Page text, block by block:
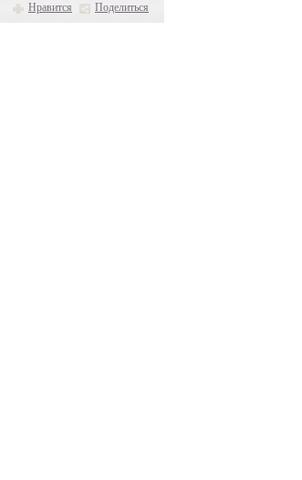
Нравится Поделиться